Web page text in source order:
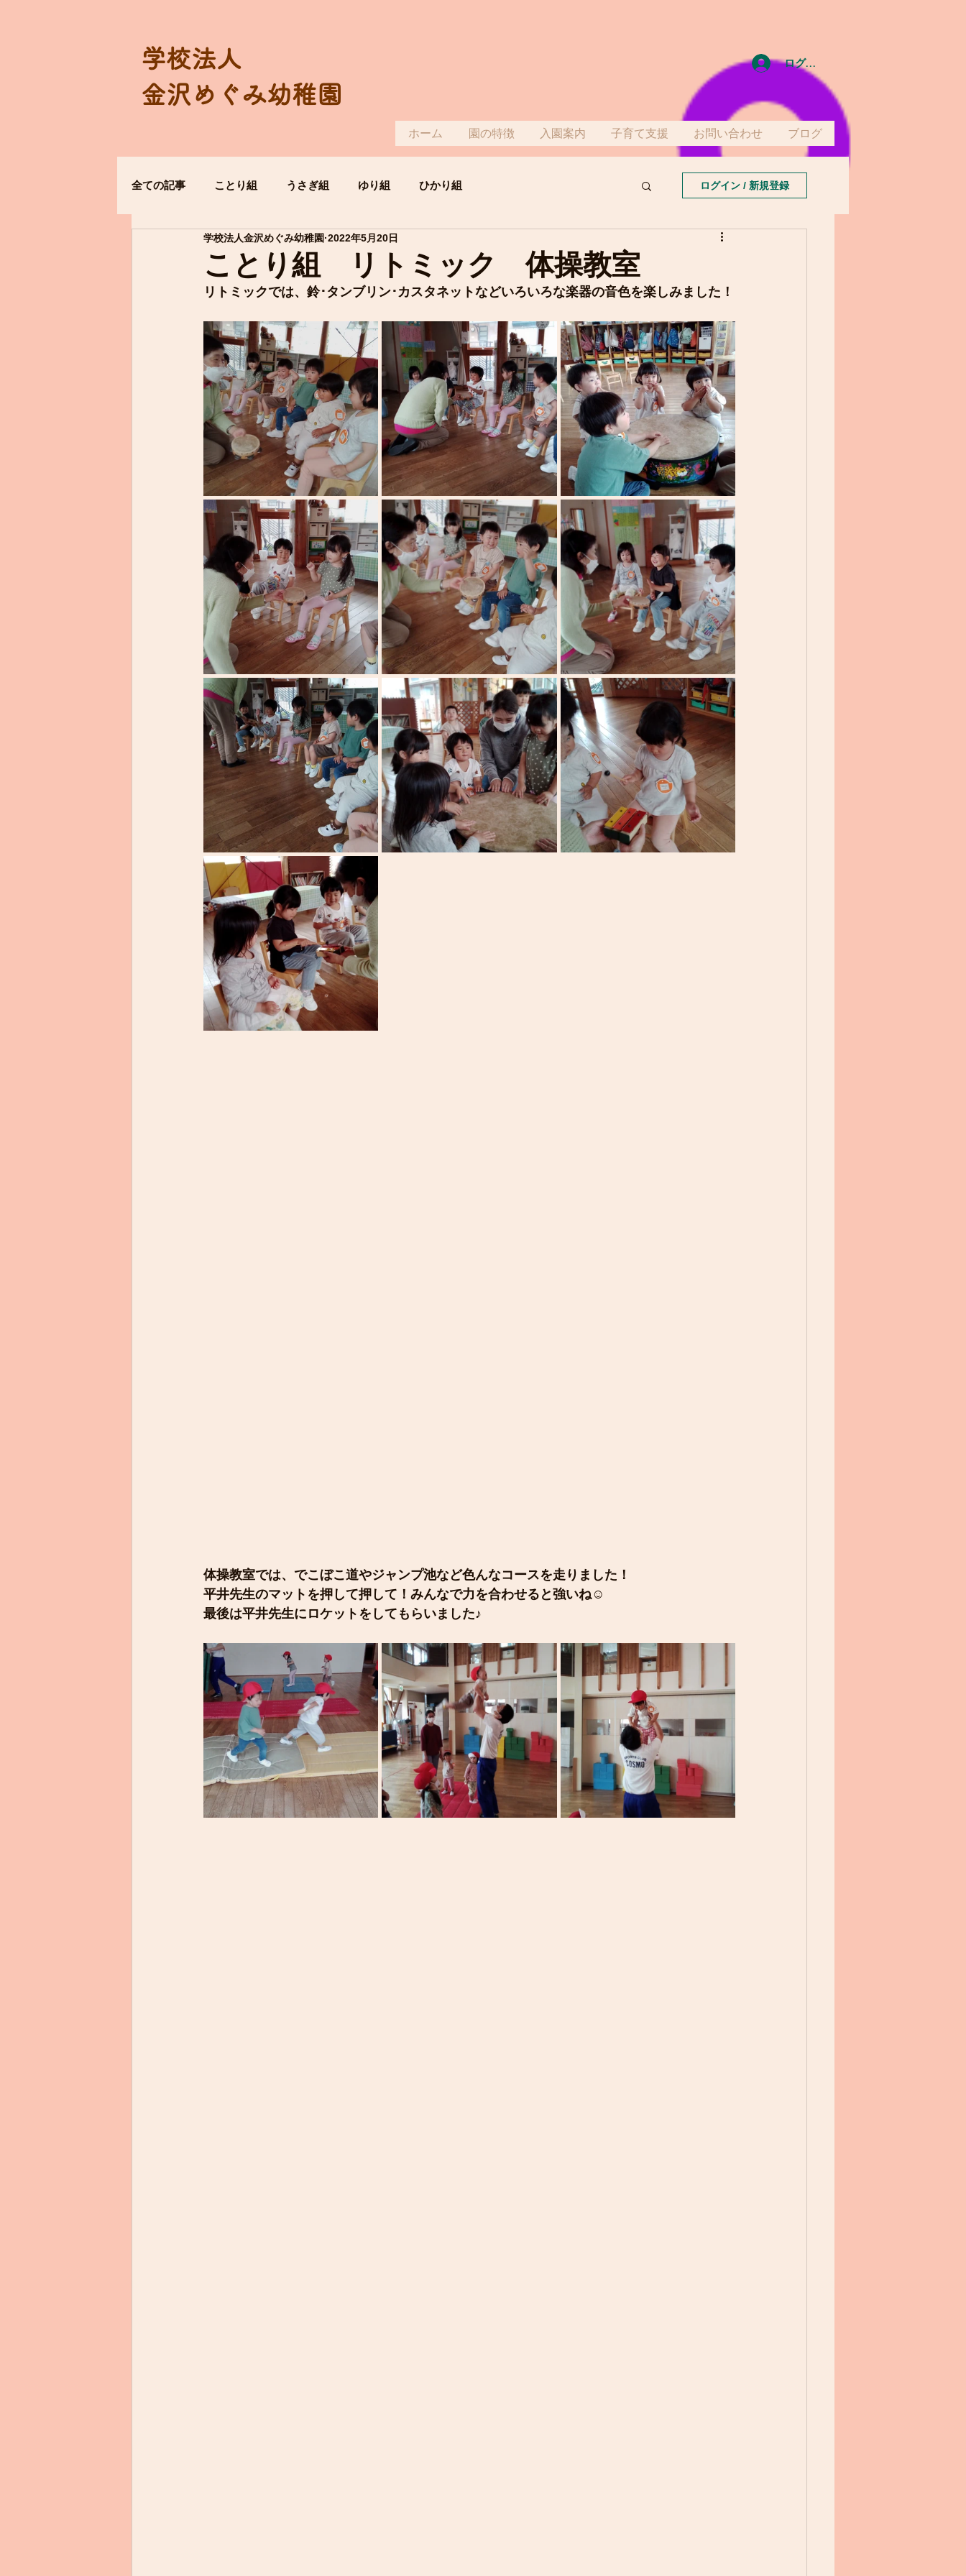
学校法人
金沢めぐみ幼稚園
ログイン
ホーム 園の特徴 入園案内 子育て支援 お問い合わせ ブログ
全ての記事 ことり組 うさぎ組 ゆり組 ひかり組 ログイン / 新規登録
ことり組 リトミック 体操教室
学校法人金沢めぐみ幼稚園 2022年5月20日
リトミックでは、鈴･タンブリン･カスタネットなどいろいろな楽器の音色を楽しみました！
体操教室では、でこぼこ道やジャンプ池など色んなコースを走りました！
平井先生のマットを押して押して！みんなで力を合わせると強いね☺
最後は平井先生にロケットをしてもらいました♪